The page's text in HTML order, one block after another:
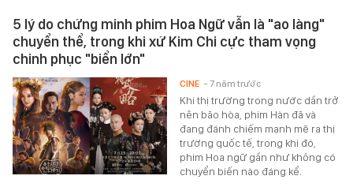
5 lý do chứng minh phim Hoa Ngữ vẫn là "ao làng"
chuyển thể, trong khi xứ Kim Chi cực tham vọng
chinh phục "biển lớn"
Khi thị trường trong nước dần trở
nên bão hòa, phim Hàn đã và
đang đánh chiếm mạnh mẽ ra thị
trường quốc tế, trong khi đó,
phim Hoa ngữ gần như không có
chuyển biến nào đáng kể.
CINE - 7 năm trước